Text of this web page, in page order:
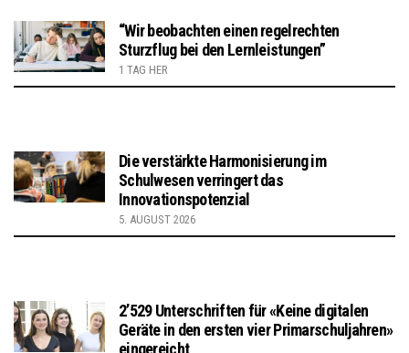
“Wir beobachten einen regelrechten
Sturzflug bei den Lernleistungen”
1 TAG HER
Die verstärkte Harmonisierung im
Schulwesen verringert das
Innovationspotenzial
5. AUGUST 2026
2’529 Unterschriften für «Keine digitalen
Geräte in den ersten vier Primarschuljahren»
eingereicht